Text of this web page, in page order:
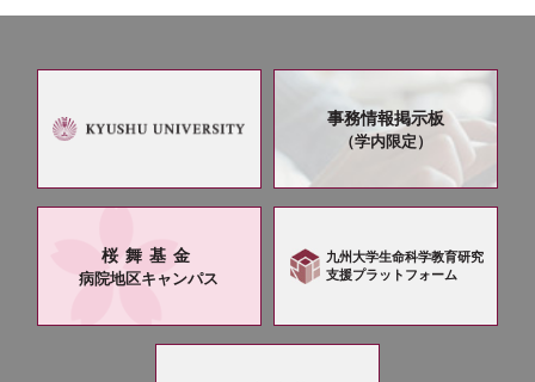
事務情報掲示板
（学内限定）
桜舞基金
病院地区キャンパス
九州大学生命科学教育研究
支援プラットフォーム